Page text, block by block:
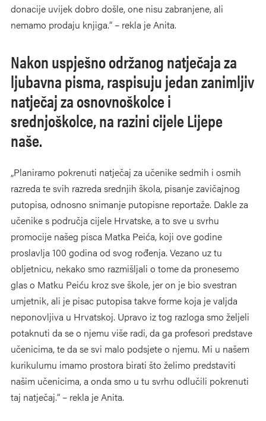
donacije uvijek dobro došle, one nisu zabranjene, ali
nemamo prodaju knjiga.“ – rekla je Anita.
Nakon uspješno održanog natječaja za
ljubavna pisma, raspisuju jedan zanimljiv
natječaj za osnovnoškolce i
srednjoškolce, na razini cijele Lijepe
naše.
„Planiramo pokrenuti natječaj za učenike sedmih i osmih
razreda te svih razreda srednjih škola, pisanje zavičajnog
putopisa, odnosno snimanje putopisne reportaže. Dakle za
učenike s područja cijele Hrvatske, a to sve u svrhu
promocije našeg pisca Matka Peića, koji ove godine
proslavlja 100 godina od svog rođenja. Vezano uz tu
obljetnicu, nekako smo razmišljali o tome da pronesemo
glas o Matku Peiću kroz sve škole, jer on je bio svestran
umjetnik, ali je pisac putopisa takve forme koja je valjda
neponovljiva u Hrvatskoj. Upravo iz tog razloga smo željeli
potaknuti da se o njemu više radi, da ga profesori predstave
učenicima, te da se svi malo podsjete o njemu. Mi u našem
kurikulumu imamo prostora birati što želimo predstaviti
našim učenicima, a onda smo u tu svrhu odlučili pokrenuti
taj natječaj.“ – rekla je Anita.